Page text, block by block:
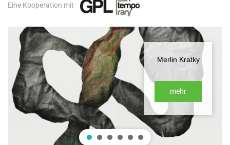
Eine Kooperation mit
Merlin Kratky
mehr